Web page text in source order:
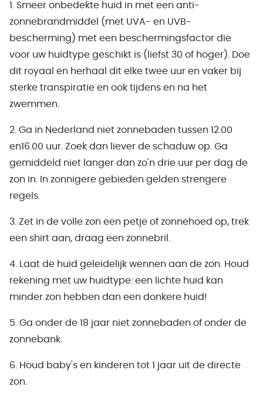
1. Smeer onbedekte huid in met een anti-
zonnebrandmiddel (met UVA- en UVB-
bescherming) met een beschermingsfactor die
voor uw huidtype geschikt is (liefst 30 of hoger). Doe
dit royaal en herhaal dit elke twee uur en vaker bij
sterke transpiratie en ook tijdens en na het
zwemmen.
2. Ga in Nederland niet zonnebaden tussen 12.00
en16.00 uur. Zoek dan liever de schaduw op. Ga
gemiddeld niet langer dan zo'n drie uur per dag de
zon in. In zonnigere gebieden gelden strengere
regels.
3. Zet in de volle zon een petje of zonnehoed op, trek
een shirt aan, draag een zonnebril.
4. Laat de huid geleidelijk wennen aan de zon. Houd
rekening met uw huidtype: een lichte huid kan
minder zon hebben dan een donkere huid!
5. Ga onder de 18 jaar niet zonnebaden of onder de
zonnebank.
6. Houd baby's en kinderen tot 1 jaar uit de directe
zon.